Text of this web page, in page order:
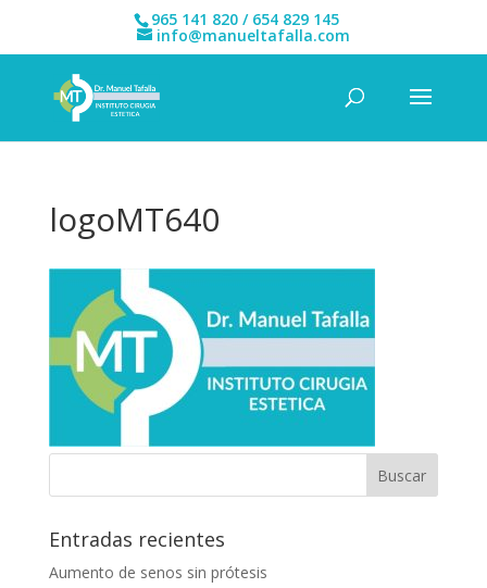
965 141 820 / 654 829 145
info@manueltafalla.com
logoMT640
Entradas recientes
Aumento de senos sin prótesis